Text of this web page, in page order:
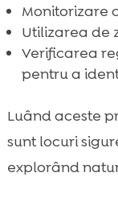
Monitorizare
Utilizarea de
Verificarea
pentru a
Luând aceste
sunt locuri
explorând